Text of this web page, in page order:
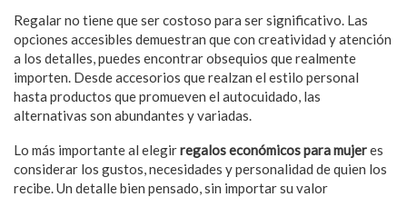
Regalar no tiene que ser costoso para ser significativo. Las
opciones accesibles demuestran que con creatividad y atención
a los detalles, puedes encontrar obsequios que realmente
importen. Desde accesorios que realzan el estilo personal
hasta productos que promueven el autocuidado, las
alternativas son abundantes y variadas.
Lo más importante al elegirregalos económicos para mujeres
considerar los gustos, necesidades y personalidad de quien los
recibe. Un detalle bien pensado, sin importar su valor